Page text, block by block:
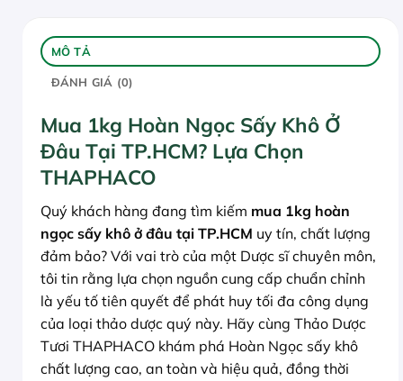
MÔ TẢ
ĐÁNH GIÁ (0)
Mua 1kg Hoàn Ngọc Sấy Khô Ở
Đâu Tại TP.HCM? Lựa Chọn
THAPHACO
Quý khách hàng đang tìm kiếm mua 1kg hoàn
ngọc sấy khô ở đâu tại TP.HCM uy tín, chất lượng
đảm bảo? Với vai trò của một Dược sĩ chuyên môn,
tôi tin rằng lựa chọn nguồn cung cấp chuẩn chỉnh
là yếu tố tiên quyết để phát huy tối đa công dụng
của loại thảo dược quý này. Hãy cùng Thảo Dược
Tươi THAPHACO khám phá Hoàn Ngọc sấy khô
chất lượng cao, an toàn và hiệu quả, đồng thời